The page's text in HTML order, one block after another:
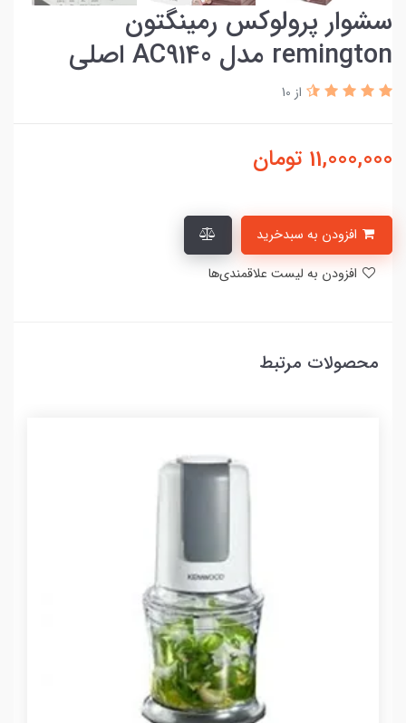
سشوار پرولوکس رمینگتون
remington مدل AC9140 اصلی
از 10
11,000,000 تومان
محصولات مرتبط